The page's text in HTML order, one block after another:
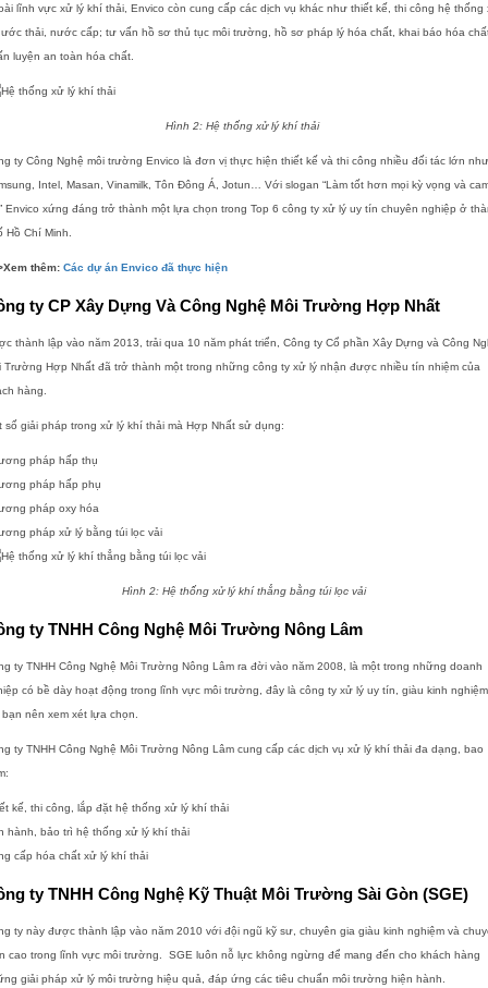
lĩnh vực xử lý khí thải, Envico còn cung cấp các dịch vụ khác như thiết kế, thi công hệ thống
thải, nước cấp; tư vấn hồ sơ thủ tục môi trường, hồ sơ pháp lý hóa chất, khai báo hóa
luyện an toàn hóa chất.
Hình 2: Hệ thống xử lý khí thải
ty Công Nghệ môi trường Envico là đơn vị thực hiện thiết kế và thi công nhiều đối tác lớn như
Intel, Masan, Vinamilk, Tôn Đông Á, Jotun… Với slogan “Làm tốt hơn mọi kỳ vọng và
Envico xứng đáng trở thành một lựa chọn trong Top 6 công ty xử lý uy tín chuyên nghiệp ở
Hồ Chí Minh.
thêm: Các dự án Envico đã thực hiện
ty CP Xây Dựng Và Công Nghệ Môi Trường Hợp Nhất
thành lập vào năm 2013, trải qua 10 năm phát triển, Công ty Cổ phần Xây Dựng và Công
Trường Hợp Nhất đã trở thành một trong những công ty xử lý nhận được nhiều tín nhiệm của
hàng.
số giải pháp trong xử lý khí thải mà Hợp Nhất sử dụng:
pháp hấp thụ
pháp hấp phụ
pháp oxy hóa
pháp xử lý bằng túi lọc vải
Hình 2: Hệ thống xử lý khí thẳng bằng túi lọc vải
ty TNHH Công Nghệ Môi Trường Nông Lâm
ty TNHH Công Nghệ Môi Trường Nông Lâm ra đời vào năm 2008, là một trong những doanh
có bề dày hoạt động trong lĩnh vực môi trường, đây là công ty xử lý uy tín, giàu kinh nghiệm
bạn nên xem xét lựa chọn.
ty TNHH Công Nghệ Môi Trường Nông Lâm cung cấp các dịch vụ xử lý khí thải đa dạng, bao
kế, thi công, lắp đặt hệ thống xử lý khí thải
hành, bảo trì hệ thống xử lý khí thải
cấp hóa chất xử lý khí thải
ty TNHH Công Nghệ Kỹ Thuật Môi Trường Sài Gòn (SGE)
ty này được thành lập vào năm 2010 với đội ngũ kỹ sư, chuyên gia giàu kinh nghiệm và
cao trong lĩnh vực môi trường. SGE luôn nỗ lực không ngừng để mang đến cho khách hàng
giải pháp xử lý môi trường hiệu quả, đáp ứng các tiêu chuẩn môi trường hiện hành.